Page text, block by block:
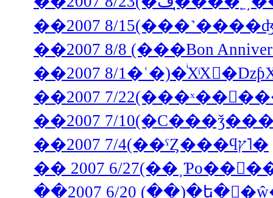
��2007 8/
��2007 8/8 (���Bon
��2007 7/
��2007 7/4(��ˤȤ���ϥץ˥�